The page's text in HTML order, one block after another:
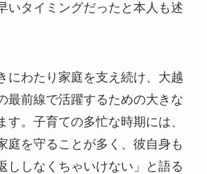
いタイミングだったと本人も述
にわたり家庭を支え続け、大越
最前線で活躍するための大きな
す。子育ての多忙な時期には、
庭を守ることが多く、彼自身も
ししなくちゃいけない」と語る